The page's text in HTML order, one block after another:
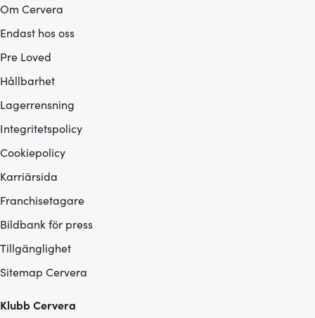
Om Cervera
Endast hos oss
Pre Loved
Hållbarhet
Lagerrensning
Integritetspolicy
Cookiepolicy
Karriärsida
Franchisetagare
Bildbank för press
Tillgänglighet
Sitemap Cervera
Klubb Cervera